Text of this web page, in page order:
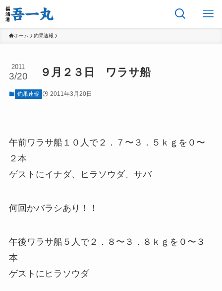
ホーム 釣果速報
９月２３日 ワラサ船
2011
3/20
釣果速報 2011年3月20日
午前ワラサ船１０人で２．７〜３．５ｋｇを０〜
２本
ゲストにイナダ、ヒラソウダ、サバ
何回かバラシあり！！
午後ワラサ船５人で２．８〜３．８ｋｇを０〜３
本
ゲストにヒラソウダ